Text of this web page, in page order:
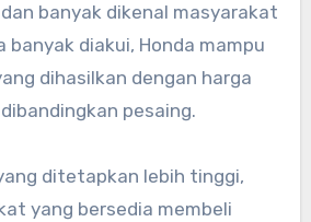
banyak dikenal masyarakat
diakui, Honda mampu
dihasilkan dengan harga
pesaing.
ditetapkan lebih tinggi,
yang bersedia membeli